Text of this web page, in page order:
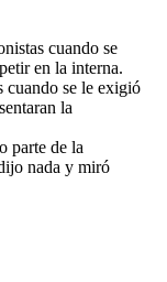
cuando se
en la interna.
cuando se le exigió
la
parte de la
nada y miró